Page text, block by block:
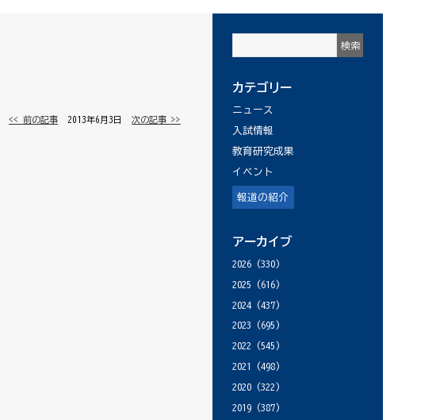
<< 前の記事 │ 2013年6月3日 │ 次の記事 >>
カテゴリー
ニュース
入試情報
教育研究成果
イベント
報道の紹介
アーカイブ
2026 (330)
2025 (616)
2024 (437)
2023 (695)
2022 (545)
2021
(498)
2020 (322)
2019 (387)